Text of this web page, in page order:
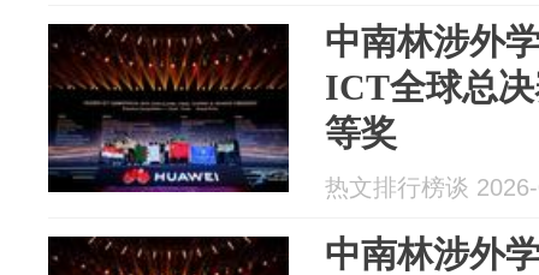
中南林涉外
ICT全球总
等奖
热文排行榜谈
中南林涉外